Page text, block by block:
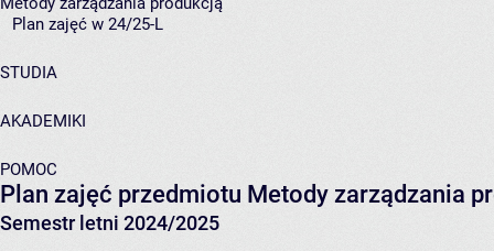
Plan zajęć w 24/25-L
STUDIA
AKADEMIKI
POMOC
Plan zajęć przedmiotu Metody zarządzania
Semestr letni 2024/2025